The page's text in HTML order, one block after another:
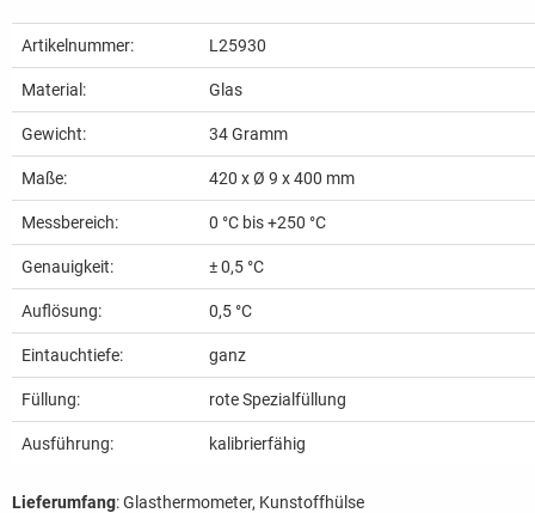
Artikelnummer: L25930
Material: Glas
Gewicht: 34Gramm
Maße: 420 x Ø 9 x 400 mm
Messbereich: 0 °C bis +250 °C
Genauigkeit: ± 0,5 °C
Auflösung: 0,5 °C
Eintauchtiefe: ganz
Füllung: rote Spezialfüllung
Ausführung: kalibrierfähig
Lieferumfang: Glasthermometer, Kunstoffhülse